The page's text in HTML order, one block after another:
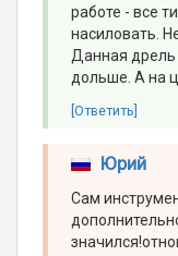
работе - все
насиловать.
Данная дрель
дольше. А на
[Ответить]
Юрий
Сам